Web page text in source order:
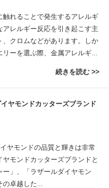
れることで発生するアレルギ
レルギー反応を引き起こす主
クロムなどがあります。しか
ーを選ぶ際、金属アレルギ...
続きを読む
ヤモンドカッターズブランド
ヤモンドの品質と輝きは非常
モンドカッターズブランドと
ー」、「ラザールダイヤモン
卓越した...